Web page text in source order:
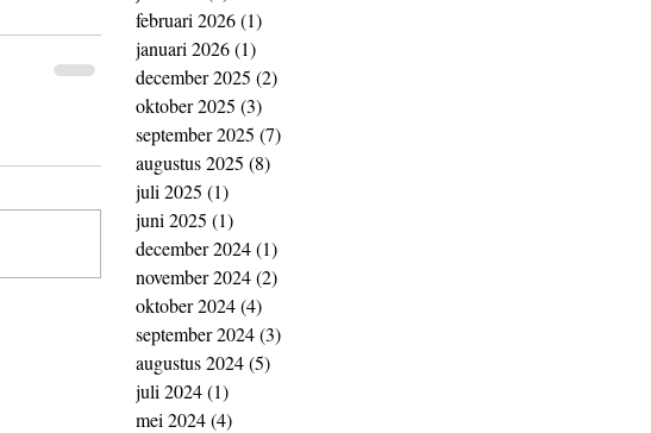
februari 2026(1)
januari 2026(1)
december 2025 (2)
oktober 2025 (3)
september 2025 (7)
augustus 2025 (8)
juli 2025 (1)
juni 2025 (1)
december 2024(1)
november 2024(2)
oktober 2024(4)
september 2024(3)
augustus 2024(5)
juli 2024(1)
mei 2024(4)